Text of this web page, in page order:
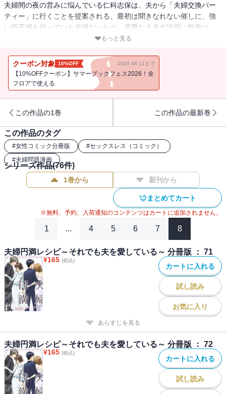
夫婦間の夜の営みに悩んでいる仁科志保は、夫から「夫婦交換パー
ティー」に行くことを提案される。最初は聞きなれない催しに、強
い拒否感を持っていた志保だったが、度重なる夫の説得に根負け。
「・・・見学だけなら」と、しぶしぶパーティーへの参加に同意す
ラブ「アクアリウム」。最初は警戒感を隠さなかった志保であった
が、しだいに窪塚夫妻の人間的な魅力に惹かれ、ついには夫婦間交
際を承諾する。これで夫婦間の営み事情も解消し、幸せが戻ったか
もっと見る
クーポン対象 10%OFF 2026.08.11まで
【10%OFFクーポン】サマーブックフェス2026！全
フロアで使える
この作品の1巻 この作品の最新巻
この作品のタグ
#女性コミック分冊版 #セックスレス（コミック）
#夫婦問題漫画
シリーズ作品(76件)
1巻から 新刊から
まとめてカート
※無料、予約、入荷通知のコンテンツはカートに追加されません。
1 ... 4 5 6 7 8
夫婦円満レシピ～それでも夫を愛している～ 分冊版 ： 71
¥165 (税込)
カートに入れる
試し読み
お気に入り
あらすじを見る
夫婦円満レシピ～それでも夫を愛している～ 分冊版 ： 72
¥165 (税込)
カートに入れる
試し読み